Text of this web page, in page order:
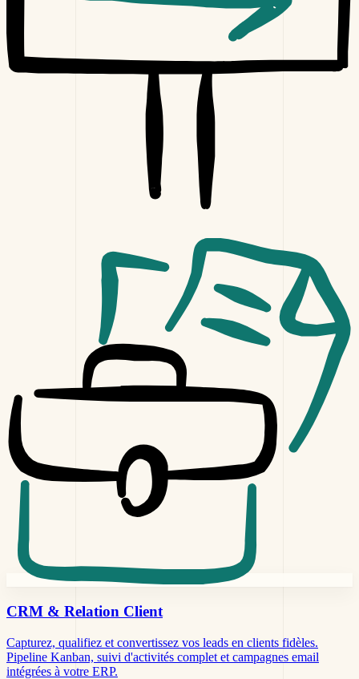
CRM & Relation Client
Capturez, qualifiez et convertissez vos leads en clients fidèles.
Pipeline Kanban, suivi d'activités complet et campagnes email
intégrées à votre ERP.